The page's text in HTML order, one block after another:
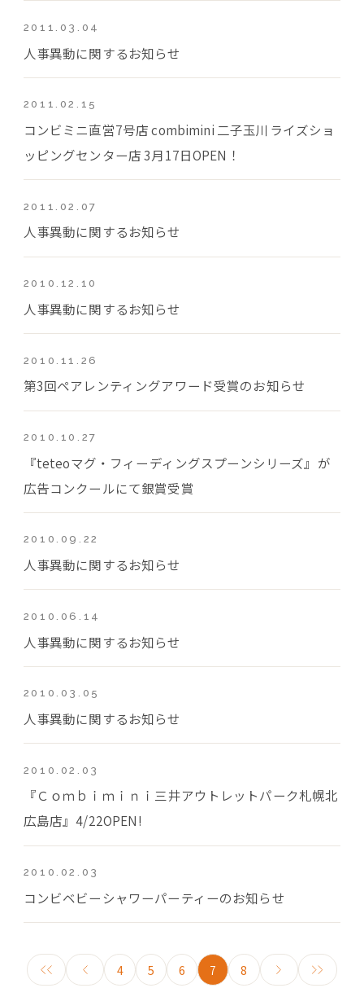
2011.03.04
人事異動に関するお知らせ
2011.02.15
コンビミニ直営7号店 combimini 二子玉川ライズショ
ッピングセンター店 3月17日OPEN！
2011.02.07
人事異動に関するお知らせ
2010.12.10
人事異動に関するお知らせ
2010.11.26
第3回ペアレンティングアワード受賞のお知らせ
2010.10.27
『teteoマグ・フィーディングスプーンシリーズ』が
広告コンクールにて銀賞受賞
2010.09.22
人事異動に関するお知らせ
2010.06.14
人事異動に関するお知らせ
2010.03.05
人事異動に関するお知らせ
2010.02.03
『Ｃｏｍｂｉｍｉｎｉ三井アウトレットパーク札幌北
広島店』4/22OPEN!
2010.02.03
コンビベビーシャワーパーティーのお知らせ
4 5 6 7 8